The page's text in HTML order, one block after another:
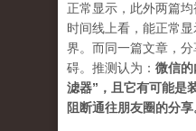
正常显示，此外两篇
时间线上看，能正常
界。而同一篇文章，
碍。推测认为： 微信
滤器”，且它有可能是
阻断通往朋友圈的分享